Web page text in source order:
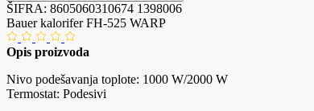
ŠIFRA: 8605060310674 1398006
Bauer kalorifer FH-525 WARP
Opis proizvoda
Nivo podešavanja toplote: 1000 W/2000 W
Termostat: Podesivi